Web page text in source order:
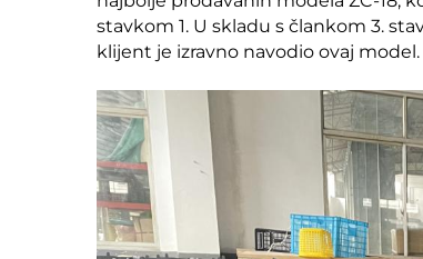
stavkom 1. U skladu s člankom 3.
klijent je izravno navodio ovaj model.